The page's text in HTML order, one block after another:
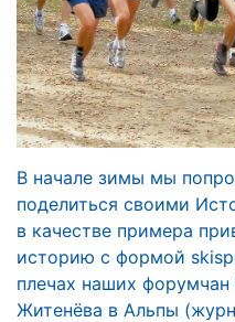
В начале зимы мы
поделиться своими
в качестве примера
историю с формой
плечах наших
Житенёва в Альпы